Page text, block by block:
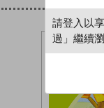
請登入以
過」繼續瀏